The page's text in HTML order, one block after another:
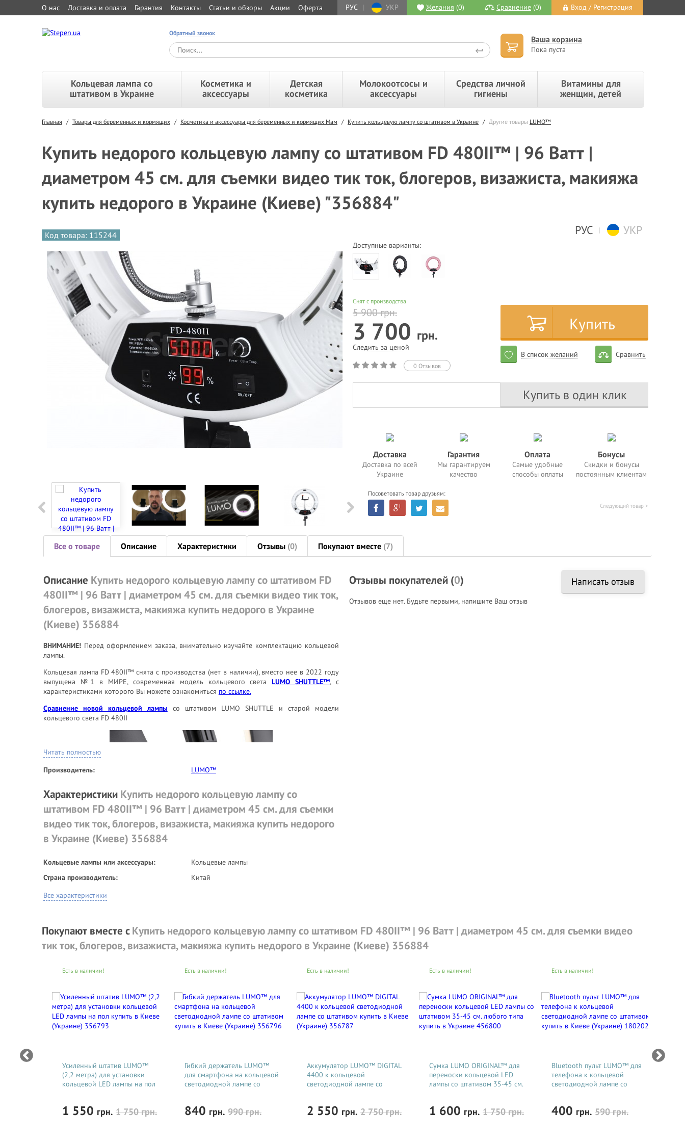
О нас Доставка и оплата Гарантия Контакты Статьи и обзоры Акции Оферта РУС | УКР Желания (0) Сравнение (0) Вход / Регистрация
Обратный звонок
Ваша корзина
Пока пуста
Кольцевая лампа со
штативом в Украине
Косметика и
аксессуары
Детская
косметика
Молокоотсосы и
аксессуары
Средства личной
гигиены
Витамины для
женщин, детей
Главная / Товары для беременных и кормящих / Косметика и аксессуары для беременных и кормящих Мам / Купить кольцевую лампу со штативом в Украине / Другие товары LUMO™
Купить недорого кольцевую лампу со штативом FD 480II™ | 96 Ватт |
диаметром 45 см. для съемки видео тик ток, блогеров, визажиста, макияжа
купить недорого в Украине (Киеве) "356884"
Код товара: 115244 РУС | УКР
Доступные варианты:
Снят с производства
5 900грн.
3 700 грн.
Следить за ценой
0 Отзывов
Купить
В список желаний Сравнить
Купить в один клик
Доставка
Доставка по всей
Украине
Гарантия
Мы гарантируем
качество
Оплата
Самые удобные
способы оплаты
Бонусы
Скидки и бонусы
постоянным клиентам
Посоветовать товар друзьям:
Следующий товар >
Все о товаре Описание Характеристики Отзывы (0) Покупают вместе (7)
Описание Купить недорого кольцевую лампу со штативом FD
480II™ | 96 Ватт | диаметром 45 см. для съемки видео тик ток,
блогеров, визажиста, макияжа купить недорого в Украине
(Киеве) 356884
ВНИМАНИЕ!Перед оформлением заказа, внимательно изучайте комплектацию кольцевой
лампы.
Кольцевая лампа FD 480II™ снята с производства (нет в наличии), вместо нее в 2022 году
выпущена №1 в МИРЕ, современная модель кольцевого светаLUMO SHUTTLE™, с
характеристиками которого Вы можете ознакомиться по ссылке.
Сравнение новой кольцевой лампы со штативом LUMO SHUTTLE и старой модели
кольцевого света FD 480II
Поверьте, подробную информацию и притом БЕСПЛАТНО, Вы получите только у нас!
Кольцевая лампа со штативомFD 480II™мощностью96 Ваттэто классика кольцевого света,
(полностью заменили микросхемы, поставили японские SMD диоды 2 поколения сроком
службы 100 000 часов).
Читать полностью
Производитель:
LUMO™
Характеристики Купить недорого кольцевую лампу со
штативом FD 480II™ | 96 Ватт | диаметром 45 см. для съемки
видео тик ток, блогеров, визажиста, макияжа купить недорого
в Украине (Киеве) 356884
Кольцевые лампы или аксессуары:
Кольцевые лампы
Страна производитель:
Китай
Все характеристики
Написать отзыв
Отзывы покупателей (0)
Отзывов еще нет. Будьте первыми, напишите Ваш отзыв
Покупают вместе cКупить недорого кольцевую лампу со штативом FD 480II™ | 96 Ватт | диаметром 45 см. для съемки видео
тик ток, блогеров, визажиста, макияжа купить недорого в Украине (Киеве) 356884
Есть в наличии!
Усиленный штатив LUMO™
(2,2 метра) для установки
кольцевой LED лампы на пол
1 550 грн. 1 750грн.
Есть в наличии!
Гибкий держатель LUMO™
для смартфона на кольцевой
светодиодной лампе со
840 грн. 990грн.
Есть в наличии!
Аккумулятор LUMO™ DIGITAL
4400 к кольцевой
светодиодной лампе со
2 550 грн. 2 750грн.
Есть в наличии!
Сумка LUMO ORIGINAL™ для
переноски кольцевой LED
лампы со штативом 35-45 см.
1 600 грн. 1 750грн.
Есть в наличии!
Bluetooth пульт LUMO™ для
телефона к кольцевой
светодиодной лампе со
400 грн. 590грн.